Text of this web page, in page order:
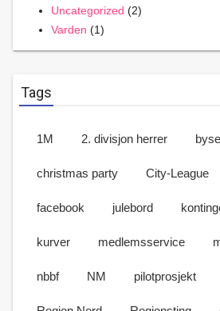
Uncategorized (2)
Varden (1)
Tags
1M 2. divisjon herrer
christmas party City-League
facebook julebord
kurver medlemsservice
nbbf NM pilotprosjekt